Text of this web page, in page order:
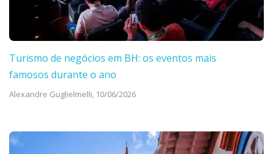
Turismo de negócios em BH: os eventos mais
famosos durante o ano
Alexandre Guglielmelli, 10/06/2026